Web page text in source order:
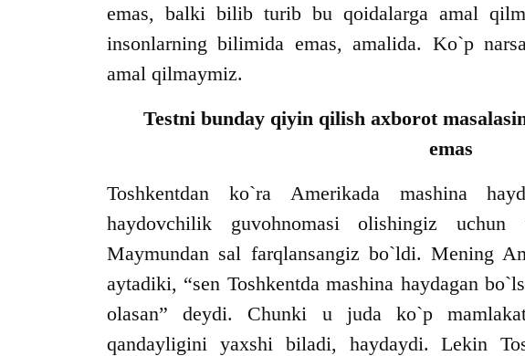
emas, balki bilib turib bu qoidalarga amal
insonlarning bilimida emas, amalida. Ko`p
amal qilmaymiz.
Testni bunday qiyin qilish axborot
emas
Toshkentdan ko`ra Amerikada mashina
haydovchilik guvohnomasi olishingiz uchun
Maymundan sal farqlansangiz bo`ldi. Mening
aytadiki, “sen Toshkentda mashina haydagan
olasan” deydi. Chunki u juda ko`p
qandayligini yaxshi biladi, haydaydi. Lekin